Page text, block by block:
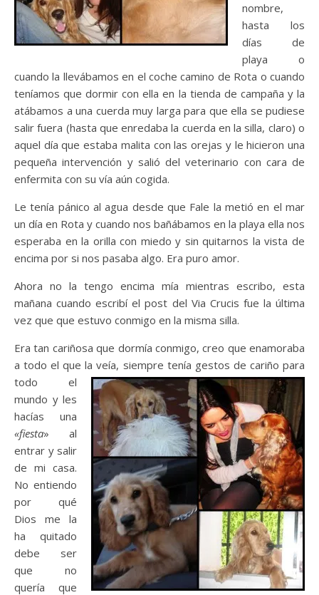
nombre,
hasta los
días de
playa o
cuando la llevábamos en el coche camino de Rota o cuando
teníamos que dormir con ella en la tienda de campaña y la
atábamos a una cuerda muy larga para que ella se pudiese
salir fuera (hasta que enredaba la cuerda en la silla, claro) o
aquel día que estaba malita con las orejas y le hicieron una
pequeña intervención y salió del veterinario con cara de
enfermita con su vía aún cogida.
Le tenía pánico al agua desde que Fale la metió en el mar
un día en Rota y cuando nos bañábamos en la playa ella nos
esperaba en la orilla con miedo y sin quitarnos la vista de
encima por si nos pasaba algo. Era puro amor.
Ahora no la tengo encima mía mientras escribo, esta
mañana cuando escribí el post del Via Crucis fue la última
vez que que estuvo conmigo en la misma silla.
Era tan cariñosa que dormía conmigo, creo que enamoraba
a todo el que la veía, siempre tenía gestos de cariño para
todo el
mundo y les
hacías una
«fiesta» al
entrar y salir
de mi casa.
No entiendo
por qué
Dios me la
ha quitado
debe ser
que no
quería que